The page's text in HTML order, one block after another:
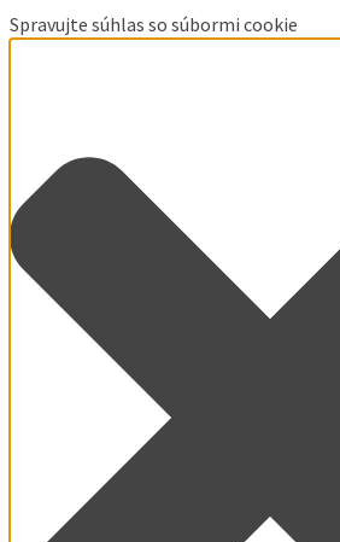
Spravujte súhlas so súbormi cookie